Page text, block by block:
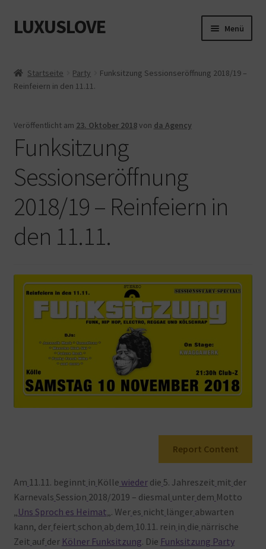
Zur
Navigation
Zum
Inhalt
LUXUSLOVE Menü
Cookie-Richtlinie (EU)
Datenschutz
Impressum
Kasse
Mein Konto
Shop
Warenkorb
Startseite Party
Funksitzung Sessionseröffnung 2018/19 –
Reinfeiern in den 11.11.
Veröffentlicht am 23. Oktober 2018von da Agency
Funksitzung
Sessionseröffnung
2018/19 – Reinfeiern in
den 11.11.
Report Content
Am 11.11. beginnt in Kölle wiederdie 5. Jahreszeit mit der
Karnevals Session 2018/2019 – diesmal unter dem Motto
Uns Sproch es Heimat „. Wer es nicht länger abwarten
kann, der feiert schon ab dem 10.11. rein in die närrische
Zeit auf der Kölner Funksitzung. Die Funksitzung Party